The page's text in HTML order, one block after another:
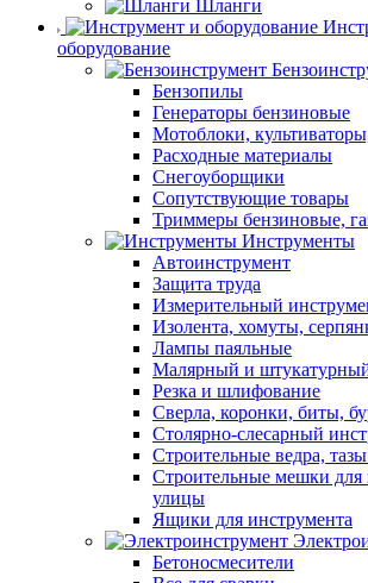
Шланги
оборудование
Бензопилы
Генераторы бензиновые
Мотоблоки,
Расходные материалы
Снегоуборщики
Сопутствующие товары
Триммеры бензиновые,
Инструменты
Автоинструмент
Защита труда
Измерительный
Изолента, хомуты,
Лампы паяльные
Малярный и
Резка и шлифование
Сверла, коронки, биты,
Столярно-слесарный
Строительные ведра,
Строительные мешки для
улицы
Ящики для инструмента
Бетоносмесители